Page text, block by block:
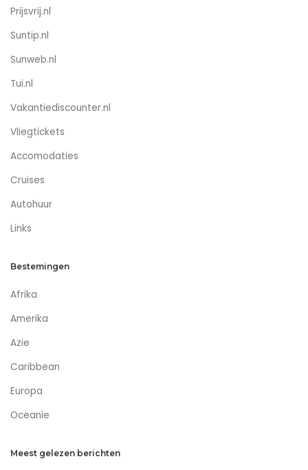
Prijsvrij.nl
Suntip.nl
Sunweb.nl
Tui.nl
Vakantiediscounter.nl
Vliegtickets
Accomodaties
Cruises
Autohuur
Links
Bestemingen
Afrika
Amerika
Azie
Caribbean
Europa
Oceanie
Meest gelezen berichten